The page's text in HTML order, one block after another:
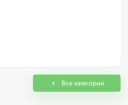
Все категории